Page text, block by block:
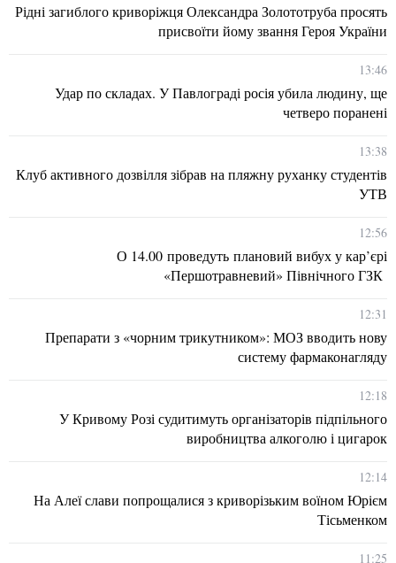
Рідні загиблого криворіжця Олександра Золототруба просять
присвоїти йому звання Героя України
13:46
Удар по складах. У Павлограді росія убила людину, ще
четверо поранені
13:38
Клуб активного дозвілля зібрав на пляжну руханку студентів
УТВ
12:56
О 14.00 проведуть плановий вибух у кар’єрі
«Першотравневий» Північного ГЗК
12:31
Препарати з «чорним трикутником»: МОЗ вводить нову
систему фармаконагляду
12:18
У Кривому Розі судитимуть організаторів підпільного
виробництва алкоголю і цигарок
12:14
На Алеї слави попрощалися з криворізьким воїном Юрієм
Тісьменком
11:25